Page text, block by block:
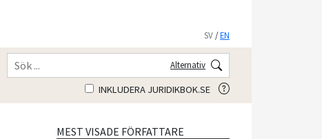
SV /EN
Alternativ
INKLUDERA JURIDIKBOK.SE
MEST VISADE FÖRFATTARE